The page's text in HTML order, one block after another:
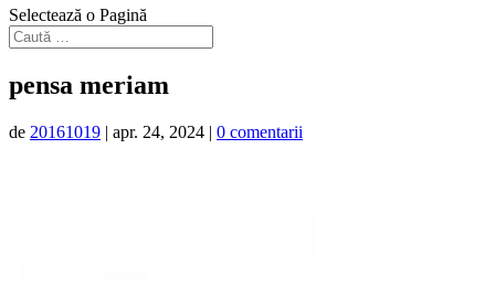
Selectează o Pagină
pensa meriam
de 20161019 | apr. 24, 2024 | 0 comentarii